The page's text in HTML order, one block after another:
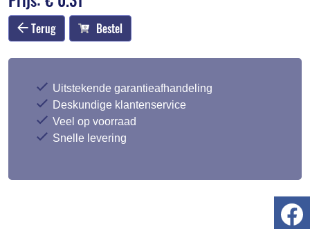
Terug Bestel
Uitstekende garantieafhandeling
Deskundige klantenservice
Veel op voorraad
Snelle levering